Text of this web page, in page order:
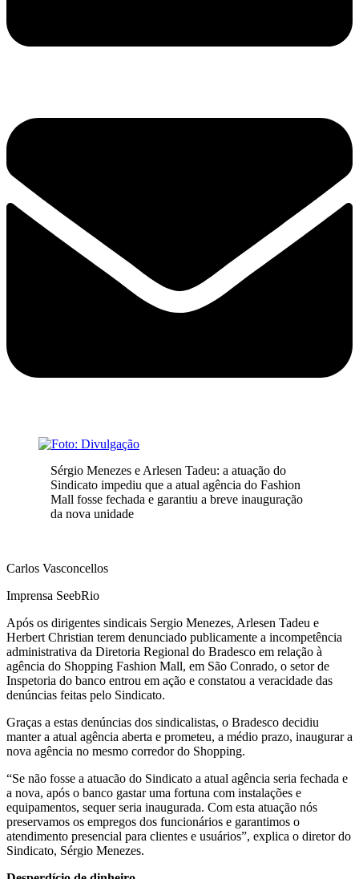
Sérgio Menezes e Arlesen Tadeu: a atuação do
Sindicato impediu que a atual agência do Fashion
Mall fosse fechada e garantiu a breve inauguração
da nova unidade
Carlos Vasconcellos
Imprensa SeebRio
Após os dirigentes sindicais Sergio Menezes, Arlesen Tadeu e
Herbert Christian terem denunciado publicamente a incompetência
administrativa da Diretoria Regional do Bradesco em relação à
agência do Shopping Fashion Mall, em São Conrado, o setor de
Inspetoria do banco entrou em ação e constatou a veracidade das
denúncias feitas pelo Sindicato.
Graças a estas denúncias dos sindicalistas, o Bradesco decidiu
manter a atual agência aberta e prometeu, a médio prazo, inaugurar a
nova agência no mesmo corredor do Shopping.
“Se não fosse a atuacão do Sindicato a atual agência seria fechada e
a nova, após o banco gastar uma fortuna com instalações e
equipamentos, sequer seria inaugurada. Com esta atuação nós
preservamos os empregos dos funcionários e garantimos o
atendimento presencial para clientes e usuários”, explica o diretor do
Sindicato, Sérgio Menezes.